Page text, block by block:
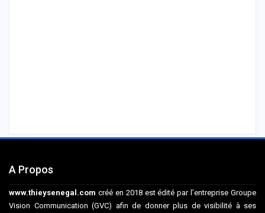
A Propos
www.thieysenegal.com créé en 2018 est édité par l’entreprise Groupe
Vision Communication (GVC) afin de donner plus de visibilité à ses